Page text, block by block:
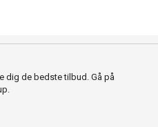
dig de bedste tilbud. Gå på